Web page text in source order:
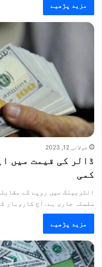
مزید پڑھیے
جولائی 12, 2023
کمی
انٹربینک میں روپے کے
سلسلہ جاری ہے۔آج کاروبار
مزید پڑھیے